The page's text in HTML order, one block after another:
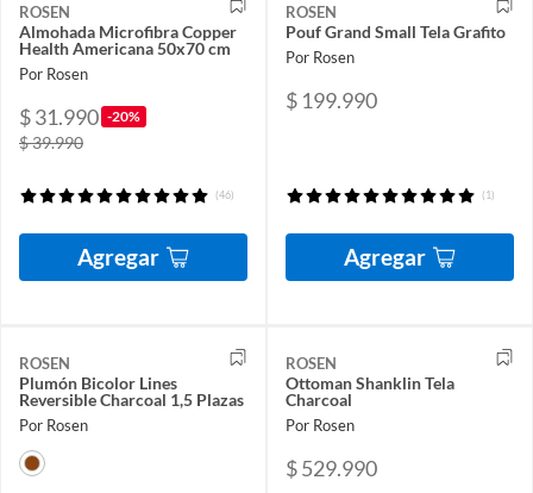
ROSEN
Almohada Microfibra Copper
Health Americana 50x70 cm
Por Rosen
$ 31.990 -20%
$ 39.990
(46)
Agregar
ROSEN
Pouf Grand Small Tela Grafito
Por Rosen
$ 199.990
(1)
Agregar
ROSEN
Plumón Bicolor Lines
Reversible Charcoal 1,5 Plazas
Por Rosen
ROSEN
Ottoman Shanklin Tela
Charcoal
Por Rosen
$ 529.990